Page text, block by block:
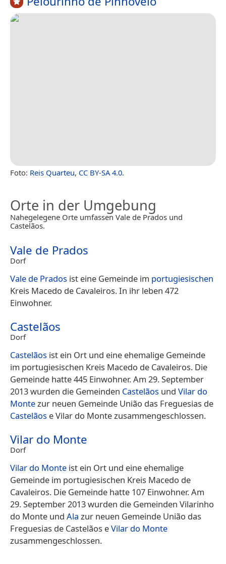
Foto: Reis Quarteu, CC BY-SA 4.0.
Orte in der Umgebung
Nahegelegene Orte umfassen Vale de Prados und
Castelãos.
Vale de Prados
Dorf
Vale de Prados ist eine Gemeinde im portugiesischen
Kreis Macedo de Cavaleiros. In ihr leben 472
Einwohner.
Castelãos
Dorf
Castelãos ist ein Ort und eine ehemalige Gemeinde
im portugiesischen Kreis Macedo de Cavaleiros. Die
Gemeinde hatte 445 Einwohner. Am 29. September
2013 wurden die Gemeinden Castelãos und Vilar do
Monte zur neuen Gemeinde União das Freguesias de
Castelãos e Vilar do Monte zusammengeschlossen.
Vilar do Monte
Dorf
Vilar do Monte ist ein Ort und eine ehemalige
Gemeinde im portugiesischen Kreis Macedo de
Cavaleiros. Die Gemeinde hatte 107 Einwohner. Am
29. September 2013 wurden die Gemeinden Vilarinho
do Monte und Ala zur neuen Gemeinde União das
Freguesias de Castelãos eVilar do Monte
zusammengeschlossen.